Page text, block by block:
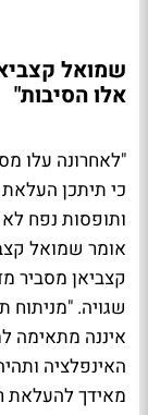
שמואל
אלו הסיבות"
"לאחרונה עלו
כי תיתכן
ותופסות נפח
אומר שמואל
קצביאן מסביר
שגויה.
איננה מתאימה
האינפלציה
מאידך להעלאת